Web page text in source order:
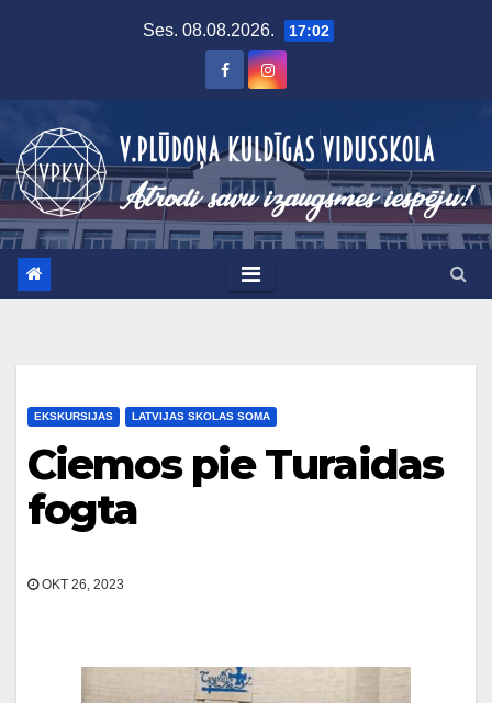
Ses. 08.08.2026. 17:02
EKSKURSIJAS LATVIJAS SKOLAS SOMA
Ciemos pie Turaidas
fogta
OKT 26, 2023